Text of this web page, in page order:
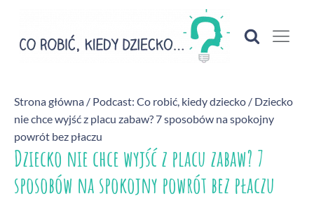
Strona główna / Podcast: Co robić, kiedy dziecko / Dziecko
nie chce wyjść z placu zabaw? 7 sposobów na spokojny
powrót bez płaczu
Dziecko nie chce wyjść z placu zabaw? 7
sposobów na spokojny powrót bez płaczu